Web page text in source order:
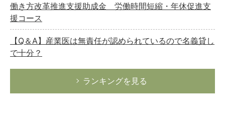
働き方改革推進支援助成金 労働時間短縮・年休促進支
援コース
【Q＆A】産業医は無責任が認められているので名義貸し
で十分？
ランキングを見る